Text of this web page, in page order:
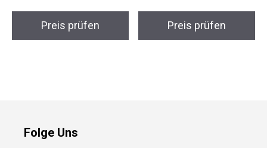
Preis prüfen Preis prüfen